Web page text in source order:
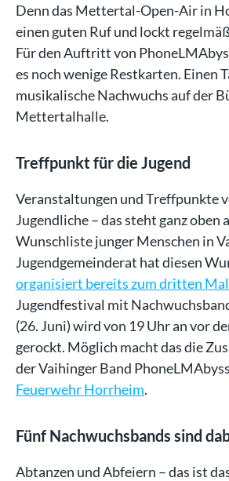
Denn das Mettertal-Open-Air in
einen guten Ruf und lockt
Für den Auftritt von
es noch wenige Restkarten. Einen
musikalische Nachwuchs auf der
Mettertalhalle.
Treffpunkt für die Jugend
Veranstaltungen und Treffpunkte
Jugendliche – das steht ganz oben
Wunschliste junger Menschen in
Jugendgemeinderat hat diesen
organisiert bereits zum dritten Mal
Jugendfestival mit
(26. Juni) wird von 19 Uhr an vor
gerockt. Möglich macht das die
der Vaihinger Band PhoneLMAbyss
Feuerwehr Horrheim.
Fünf Nachwuchsbands sind
Abtanzen und Abfeiern – das ist